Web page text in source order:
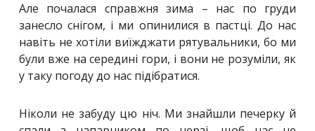
Але почалася справжня зима – нас по груди
занесло снігом, і ми опинилися в пастці. До нас
навіть не хотіли виїжджати рятувальники, бо ми
були вже на середині гори, і вони не розуміли, як
у таку погоду до нас підібратися.
Ніколи не забуду цю ніч. Ми знайшли печерку й